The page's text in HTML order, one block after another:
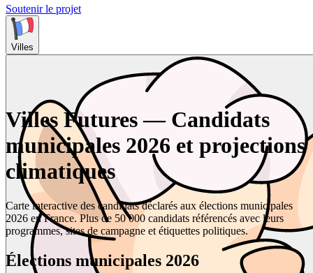
Soutenir le projet
Villes
Villes Futures — Candidats
municipales 2026 et projections
climatiques
Carte interactive des candidats déclarés aux élections municipales
2026 en France. Plus de 50 000 candidats référencés avec leurs
programmes, sites de campagne et étiquettes politiques.
Élections municipales 2026